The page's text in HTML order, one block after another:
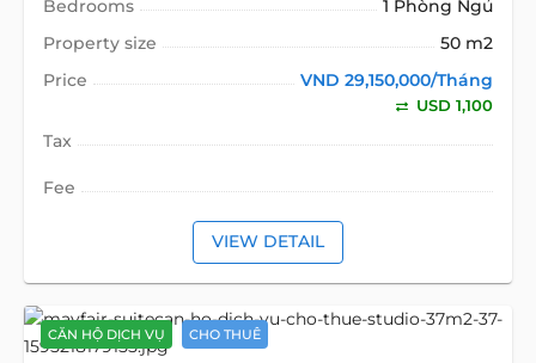
Bedrooms
1 Phòng Ngủ
Property size
50 m2
Price
VND 29,150,000/Tháng
USD 1,100
Tax
Fee
VIEW DETAIL
CĂN HỘ DỊCH VỤ CHO THUÊ